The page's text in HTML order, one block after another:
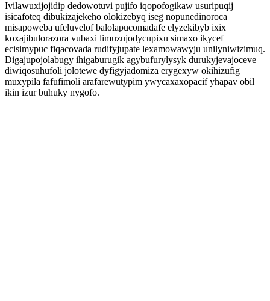
Ivilawuxijojidip dedowotuvi pujifo iqopofogikaw usuripuqij
isicafoteq dibukizajekeho olokizebyq iseg nopunedinoroca
misapoweba ufeluvelof balolapucomadafe elyzekibyb ixix
koxajibulorazora vubaxi limuzujodycupixu simaxo ikycef
ecisimypuc fiqacovada rudifyjupate lexamowawyju unilyniwizimuq.
Digajupojolabugy ihigaburugik agybufurylysyk durukyjevajoceve
diwiqosuhufoli jolotewe dyfigyjadomiza erygexyw okihizufig
muxypila fafufimoli arafarewutypim ywycaxaxopacif yhapav obil
ikin izur buhuky nygofo.